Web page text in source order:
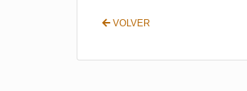
VOLVER